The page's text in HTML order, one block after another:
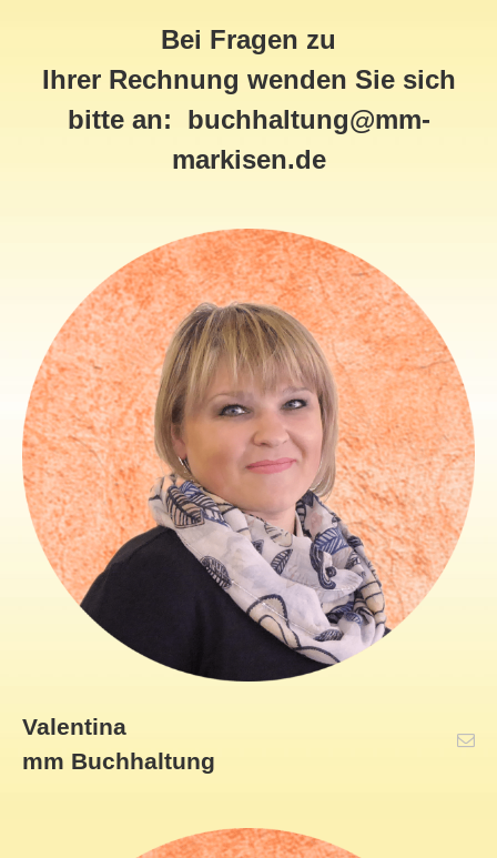
Bei Fragen zu
Ihrer Rechnung wenden Sie sich
bitte an: buchhaltung@mm-
markisen.de
Valentina
mm Buchhaltung